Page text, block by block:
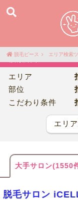
脱毛ピース エリア検索
検索結果
エリア
部位
こだわり条件
エリ
大手サロン(1550
脱毛サロン